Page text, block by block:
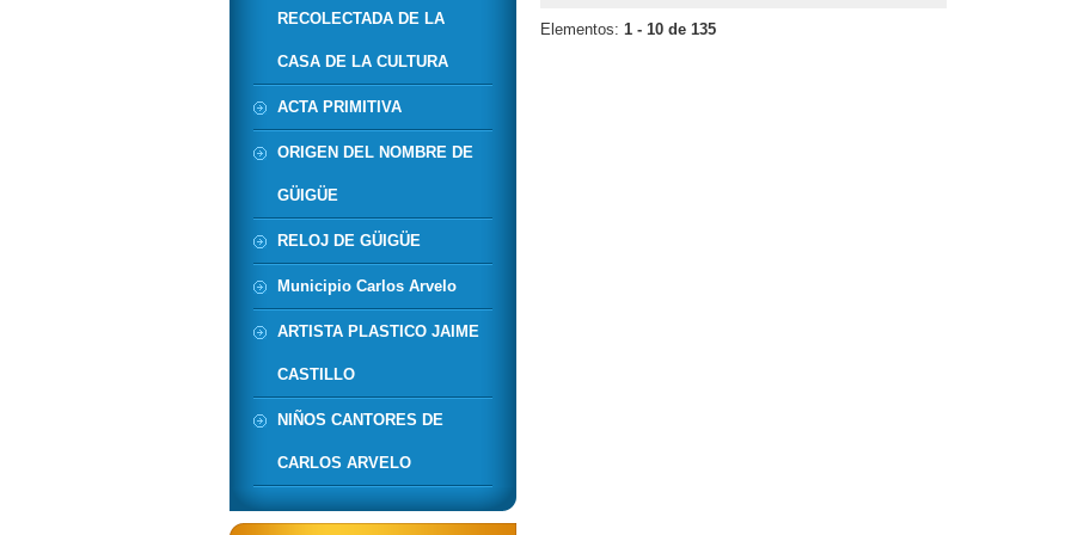
Elementos: 1 - 10 de 135
RECOLECTADA DE LA
CASA DE LA CULTURA
ACTA PRIMITIVA
ORIGEN DEL NOMBRE DE
GÜIGÜE
RELOJ DE GÜIGÜE
Municipio Carlos Arvelo
ARTISTA PLASTICO JAIME
CASTILLO
NIÑOS CANTORES DE
CARLOS ARVELO